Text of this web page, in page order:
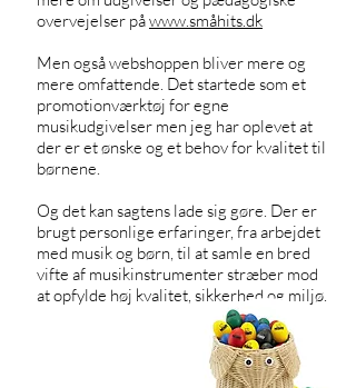
overvejelser påwww.småhits.dk
Men også webshoppen bliver mere og
mere omfattende. Det startede som et
promotionværktøj for egne
musikudgivelser men jeg har oplevet at
der er et ønske og et behov for kvalitet til
børnene.
Og det kan sagtens lade sig gøre. Der er
brugt personlige erfaringer, fra arbejdet
med musik og børn, til at samle en bred
vifte af musikinstrumenter stræber mod
at opfylde høj kvalitet, sikkerhed og miljø.